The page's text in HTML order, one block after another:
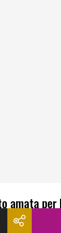
amata per